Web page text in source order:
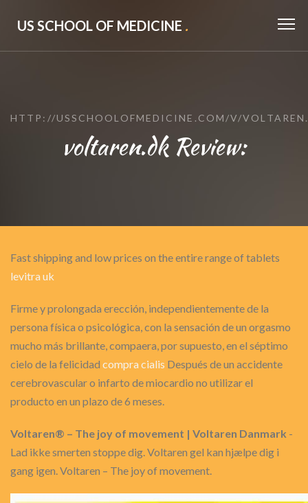
US SCHOOL OF MEDICINE .
HTTP://USSCHOOLOFMEDICINE.COM/V/
voltaren.dk Review:
Fast shipping and low prices on the entire range of tablets
levitra uk
Firme y prolongada erección, independientemente de la
persona física o psicológica, con la sensación de un orgasmo
mucho más brillante, compaera, por supuesto, en el séptimo
cielo de la felicidad compra cialis Después de un accidente
cerebrovascular o infarto de miocardio no utilizar el
producto en un plazo de 6 meses.
Voltaren® – The joy of movement | Voltaren Danmark -
Lad ikke smerten stoppe dig. Voltaren gel kan hjælpe dig i
gang igen. Voltaren – The joy of movement.